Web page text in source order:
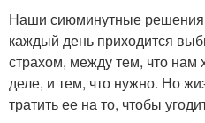
Наши сиюминутные решения
каждый день приходится
страхом, между тем, что нам
деле, и тем, что нужно. Но
тратить ее на то, чтобы